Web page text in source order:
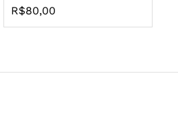
R$80,00